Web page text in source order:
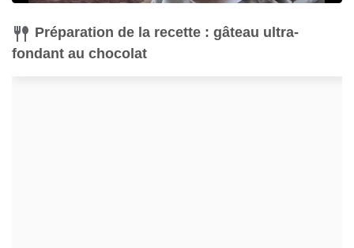
Préparation de la recette : gâteau ultra-
fondant au chocolat